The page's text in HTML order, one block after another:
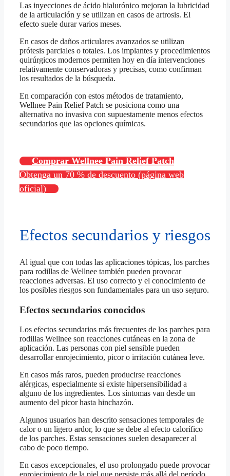
Las inyecciones de ácido hialurónico mejoran la lubricidad
de la articulación y se utilizan en casos de artrosis. El
efecto suele durar varios meses.
En casos de daños articulares avanzados se utilizan
prótesis parciales o totales. Los implantes y procedimientos
quirúrgicos modernos permiten hoy en día intervenciones
relativamente conservadoras y precisas, como confirman
los resultados de la búsqueda.
En comparación con estos métodos de tratamiento,
Wellnee Pain Relief Patch se posiciona como una
alternativa no invasiva con supuestamente menos efectos
secundarios que las opciones químicas.
Comprar Wellnee Pain Relief Patch
Obtenga un 70 % de descuento (página web
oficial)
Efectos secundarios y riesgos
Al igual que con todas las aplicaciones tópicas, los parches
para rodillas de Wellnee también pueden provocar
reacciones adversas. El uso correcto y el conocimiento de
los posibles riesgos son fundamentales para un uso seguro.
Efectos secundarios conocidos
Los efectos secundarios más frecuentes de los parches para
rodillas Wellnee son reacciones cutáneas en la zona de
aplicación. Las personas con piel sensible pueden
desarrollar enrojecimiento, picor o irritación cutánea leve.
En casos más raros, pueden producirse reacciones
alérgicas, especialmente si existe hipersensibilidad a
alguno de los ingredientes. Los síntomas van desde un
aumento del picor hasta hinchazón.
Algunos usuarios han descrito sensaciones temporales de
calor o un ligero ardor, lo que se debe al efecto calorífico
de los parches. Estas sensaciones suelen desaparecer al
cabo de poco tiempo.
En casos excepcionales, el uso prolongado puede provocar